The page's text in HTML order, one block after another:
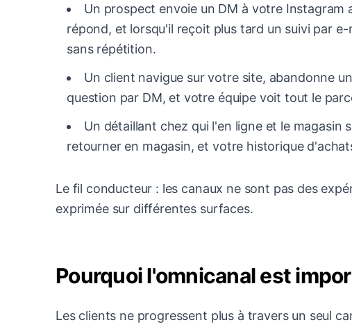
Un prospect envoie un DM à votre Instagram
répond, et lorsqu'il reçoit plus tard un suivi par
sans répétition.
Un client navigue sur votre site, abandonne
question par DM, et votre équipe voit tout le
Un détaillant chez qui l'en ligne et le
retourner en magasin, et votre historique
Le fil conducteur : les canaux ne sont pas des
exprimée sur différentes surfaces.
Pourquoi l'omnicanal est
Les clients ne progressent plus à travers un seul